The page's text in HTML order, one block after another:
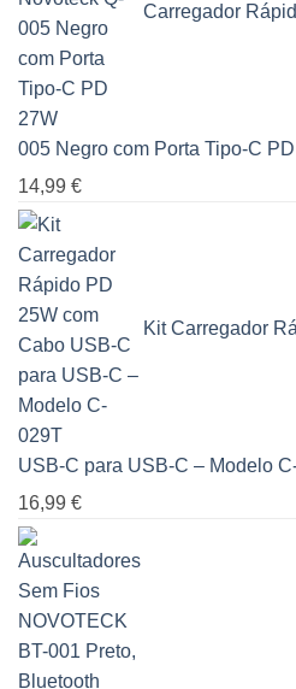
Carregador
005 Negro com Porta Tipo-C
14,99 €
Kit Carregador
USB-C para USB-C – Modelo
16,99 €